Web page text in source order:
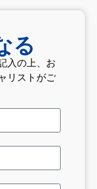
る
入の上、お
リストがご